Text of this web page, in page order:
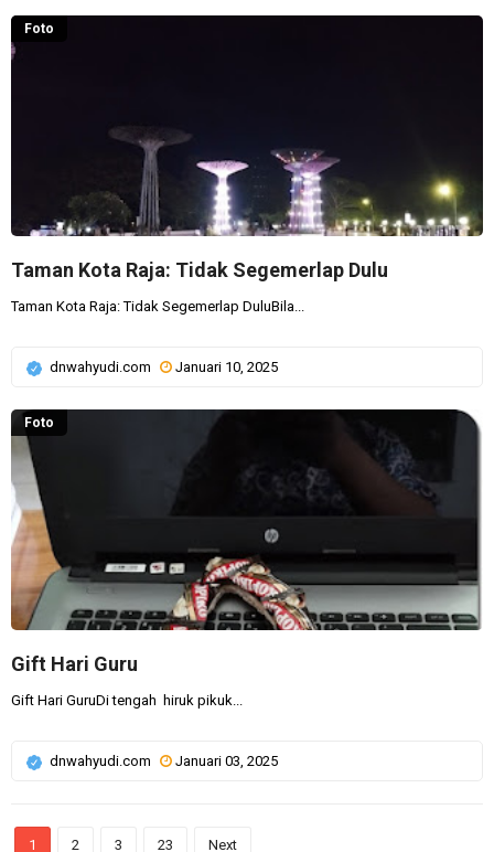
Taman Kota Raja: Tidak Segemerlap Dulu
Foto
Taman Kota Raja: Tidak Segemerlap DuluBila...
dnwahyudi.com Januari 10, 2025
Gift Hari Guru
Foto
Gift Hari GuruDi tengah hiruk pikuk...
dnwahyudi.com Januari 03, 2025
1 2 3 23 Next